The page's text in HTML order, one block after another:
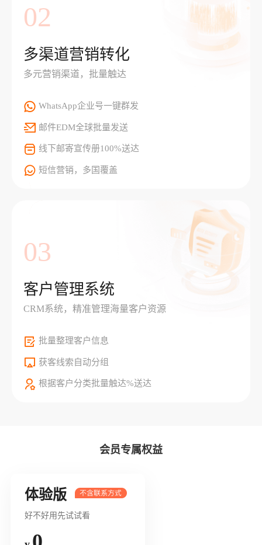
02
多渠道营销转化
多元营销渠道，批量触达
WhatsApp企业号一键群发
邮件EDM全球批量发送
线下邮寄宣传册100%送达
短信营销，多国覆盖
03
客户管理系统
CRM系统，精准管理海量客户资源
批量整理客户信息
获客线索自动分组
根据客户分类批量触达%送达
会员专属权益
体验版
好不好用先试试看